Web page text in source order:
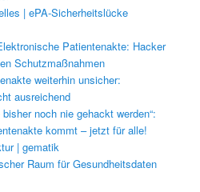
| ePA-Sicherheitslücke
Patientenakte: Hacker
Schutzmaßnahmen
weiterhin unsicher:
ausreichend
bisher noch nie gehackt werden“:
kommt – jetzt für alle!
| gematik
Raum für Gesundheitsdaten